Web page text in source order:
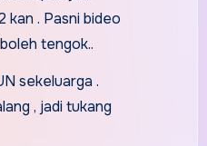
kan . Pasni bideo
tengok..
sekeluarga .
, jadi tukang